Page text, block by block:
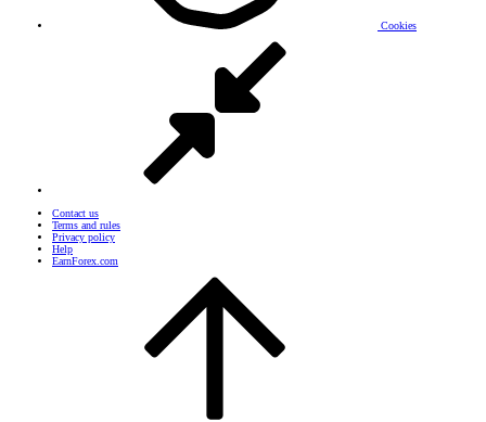
Cookies
Contact us
Terms and rules
Privacy policy
Help
EarnForex.com